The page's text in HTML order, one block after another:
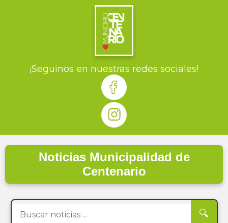
¡Seguinos en nuestras redes sociales!
Noticias Municipalidad de
Centenario
🔍